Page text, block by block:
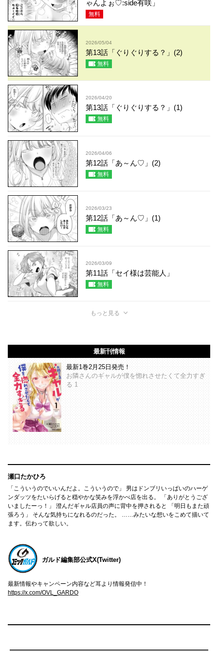
ゃんよぉ♡:side有咲」
無料
2026/05/04
第13話「ぐりぐりする？」(2)
無料
2026/04/20
第13話「ぐりぐりする？」(1)
無料
2026/04/06
第12話「あ～ん♡」(2)
無料
2026/03/23
第12話「あ～ん♡」(1)
無料
2026/03/09
第11話「セイ様は芸能人」
無料
もっと見る
最新刊情報
最新1巻2月25日発売！
お隣さんのギャルが僕を惚れさせたくて全力すぎ
る 1
瀬口たかひろ
「こういうのでいいんだよ。こういうので」 男はドンブリいっぱいのハーゲ
ンダッツをたいらげると穏やかな笑みを浮かべ店を出る。 「ありがとうござ
いましたーっ！」 澄んだギャル店員の声に背中を押されると 「明日もまた頑
張ろう」 そんな気持ちになれるのだった。 ……みたいな想いをこめて描いて
ます。伝わって欲しい。
ガルド編集部公式X(Twitter)
最新情報やキャンペーン内容など耳より情報発信中！
https://x.com/OVL_GARDO